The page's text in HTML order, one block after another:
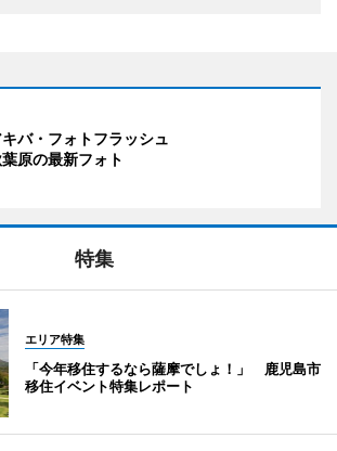
キバ・フォトフラッシュ
原の最新フォト
特集
エリア特集
「今年移住するなら薩摩でしょ！」 鹿児島市
移住イベント特集レポート